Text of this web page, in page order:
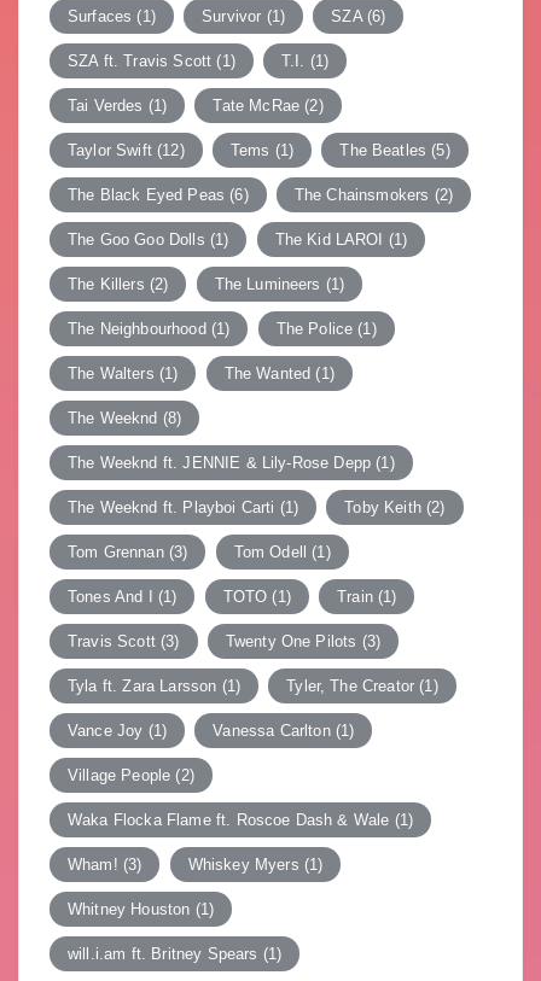
Surfaces (1) Survivor (1) SZA(6)
SZA ft. Travis Scott (1) T.I. (1)
Tai Verdes (1) Tate McRae (2)
Taylor Swift(12) Tems (1) The Beatles (5)
The Black Eyed Peas (6) The Chainsmokers (2)
The Goo Goo Dolls (1) The Kid LAROI (1)
The Killers (2) The Lumineers (1)
The Neighbourhood (1) The Police (1)
The Walters (1) The Wanted (1)
The Weeknd (8)
The Weeknd ft. JENNIE & Lily-Rose Depp (1)
The Weeknd ft. Playboi Carti (1) Toby Keith(2)
Tom Grennan(3) Tom Odell (1)
Tones And I (1) TOTO (1) Train(1)
Travis Scott(3) Twenty One Pilots (3)
Tyla ft. Zara Larsson (1) Tyler, The Creator (1)
Vance Joy (1) Vanessa Carlton(1)
Village People (2)
Waka Flocka Flame ft. Roscoe Dash & Wale (1)
Wham! (3) Whiskey Myers (1)
Whitney Houston (1)
will.i.am ft. Britney Spears (1)